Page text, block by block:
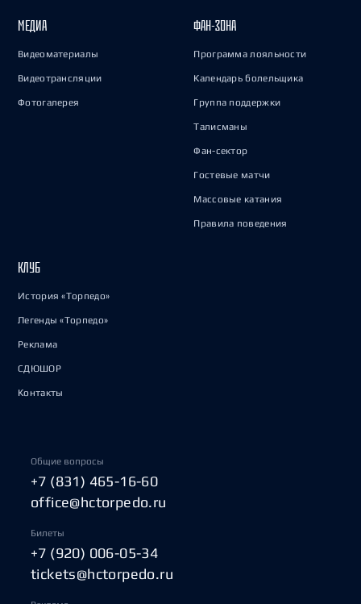
МЕДИА
Видеоматериалы
Видеотрансляции
Фотогалерея
ФАН-ЗОНА
Программа лояльности
Календарь болельщика
Группа поддержки
Талисманы
Фан-сектор
Гостевые матчи
Массовые катания
Правила поведения
КЛУБ
История «Торпедо»
Легенды «Торпедо»
Реклама
СДЮШОР
Контакты
Общие вопросы
+7 (831) 465-16-60
office@hctorpedo.ru
Билеты
+7 (920) 006-05-34
tickets@hctorpedo.ru